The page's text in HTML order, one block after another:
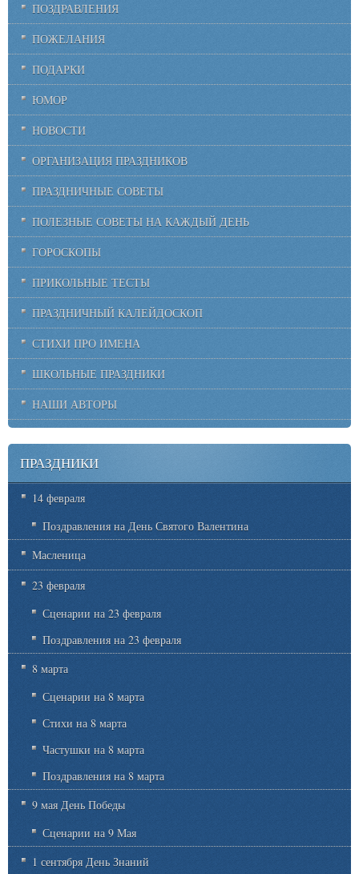
ПОЗДРАВЛЕНИЯ
ПОЖЕЛАНИЯ
ПОДАРКИ
ЮМОР
НОВОСТИ
ОРГАНИЗАЦИЯ ПРАЗДНИКОВ
ПРАЗДНИЧНЫЕ СОВЕТЫ
ПОЛЕЗНЫЕ СОВЕТЫ НА КАЖДЫЙ ДЕНЬ
ГОРОСКОПЫ
ПРИКОЛЬНЫЕ ТЕСТЫ
ПРАЗДНИЧНЫЙ КАЛЕЙДОСКОП
СТИХИ ПРО ИМЕНА
ШКОЛЬНЫЕ ПРАЗДНИКИ
НАШИ АВТОРЫ
ПРАЗДНИКИ
14 февраля
Поздравления на День Святого Валентина
Масленица
23 февраля
Сценарии на 23 февраля
Поздравления на 23 февраля
8 марта
Сценарии на 8 марта
Стихи на 8 марта
Частушки на 8 марта
Поздравления на 8 марта
9 мая День Победы
Сценарии на 9 Мая
1 сентября День Знаний